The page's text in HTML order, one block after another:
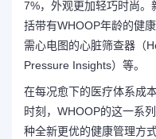
7%，外观更加轻巧时尚。
括带有WHOOP年龄的健
需心电图的心脏筛查器（
Pressure Insights）等。
在每况愈下的医疗体系成
时刻，WHOOP的这一系
种全新更优的健康管理方